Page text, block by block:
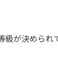
が決められ